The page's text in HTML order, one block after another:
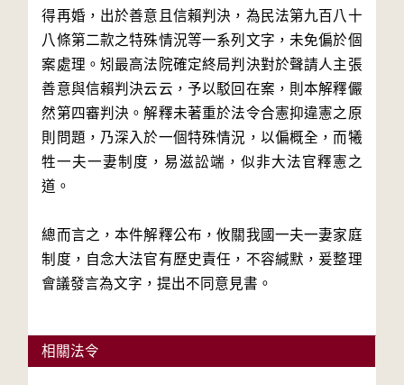
得再婚，出於善意且信賴判決，為民法第九百八十
八條第二款之特殊情況等一系列文字，未免偏於個
案處理。矧最高法院確定終局判決對於聲請人主張
善意與信賴判決云云，予以駁回在案，則本解釋儼
然第四審判決。解釋未著重於法令合憲抑違憲之原
則問題，乃深入於一個特殊情況，以偏概全，而犧
牲一夫一妻制度，易滋訟端，似非大法官釋憲之
道。
總而言之，本件解釋公布，攸關我國一夫一妻家庭
制度，自念大法官有歷史責任，不容緘默，爰整理
會議發言為文字，提出不同意見書。
相關法令